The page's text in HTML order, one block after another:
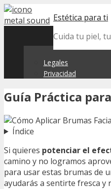
Skip
to
Estética para ti
Cuida tu piel,
Legales
Privacidad
Guía Práctica
Índice
Si quieres potenciar el
camino y no logramos
para usar estas brumas de
ayudarás a sentirte fresca y